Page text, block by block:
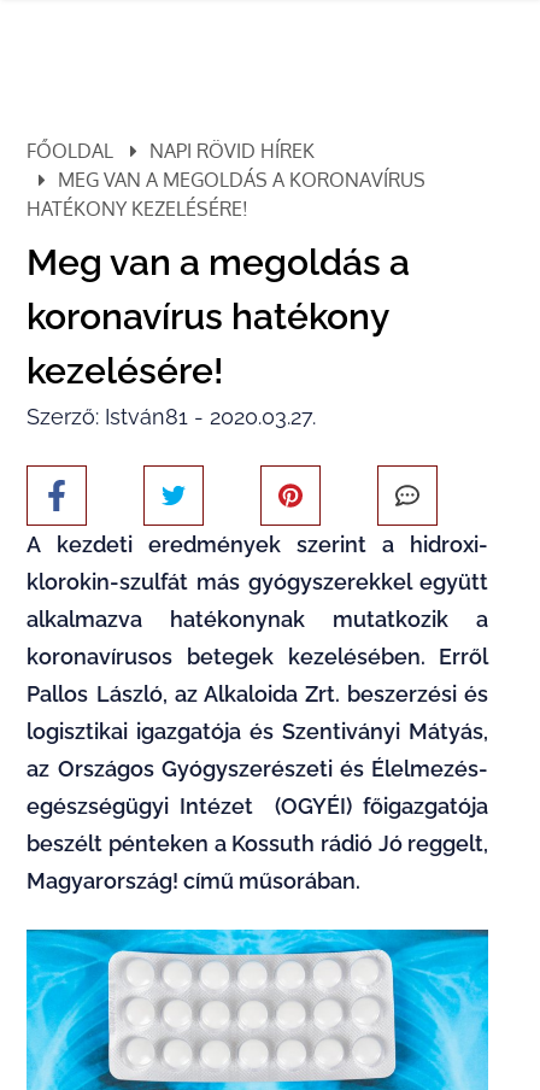
FŐOLDAL
NAPI RÖVID HÍREK
MEG VAN A MEGOLDÁS A KORONAVÍRUS
HATÉKONY KEZELÉSÉRE!
Meg van a megoldás a
koronavírus hatékony
kezelésére!
Szerző: István81 - 2020.03.27.
A kezdeti eredmények szerint a hidroxi-
klorokin-szulfát más gyógyszerekkel együtt
alkalmazva hatékonynak mutatkozik a
koronavírusos betegek kezelésében. Erről
Pallos László, az Alkaloida Zrt. beszerzési és
logisztikai igazgatója és Szentiványi Mátyás,
az Országos Gyógyszerészeti és Élelmezés-
egészségügyi Intézet (OGYÉI) főigazgatója
beszélt pénteken a Kossuth rádió Jó reggelt,
Magyarország! című műsorában.